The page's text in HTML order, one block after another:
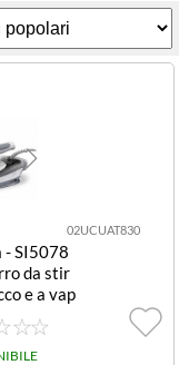
02UCUAT830
- SI5078
da stir
e a vap
W Gri